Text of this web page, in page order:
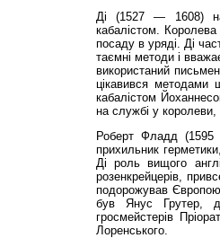
Ді (1527 — 1608)
кабалістом.
посаду в уряді. Ді
таємні методи і
використаний
цікавився методами
кабалістом
на службі у
Роберт Фладд
прихильник
Ді роль вищого
розенкрейцерів,
подорожував
був Янус Грутер,
гросмейстерів
Лоренського.